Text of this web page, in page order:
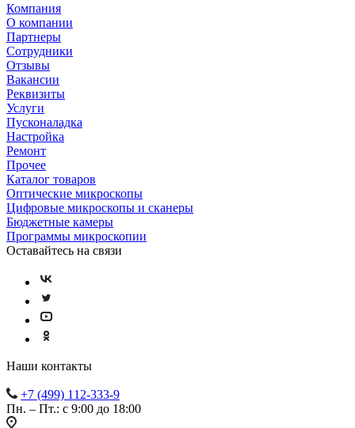
Компания
О компании
Партнеры
Сотрудники
Отзывы
Вакансии
Реквизиты
Услуги
Пусконаладка
Настройка
Ремонт
Прочее
Каталог товаров
Оптические микроскопы
Цифровые микроскопы и сканеры
Бюджетные камеры
Программы микроскопии
Оставайтесь на связи
Наши контакты
+7 (499) 112-333-9
Пн. – Пт.: с 9:00 до 18:00